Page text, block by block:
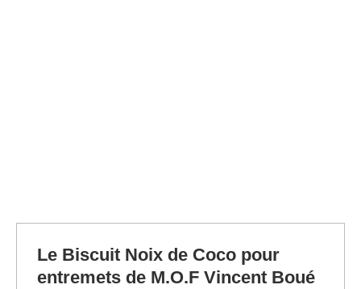
Le Biscuit Noix de Coco pour
entremets de M.O.F Vincent Boué